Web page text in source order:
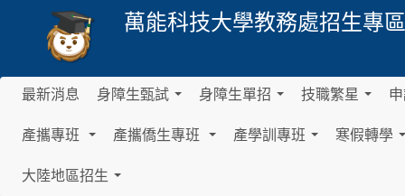
萬能科技大學教務處招生專
最新消息 身障生甄試
.
身障生單招
.
技職繁星
.
產攜專班
.
產攜僑生專班 產學訓專班 寒假轉學
大陸地區招生